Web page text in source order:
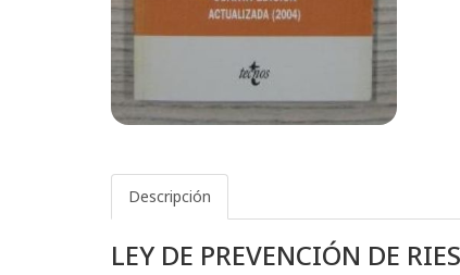
Descripción
LEY DE PREVENCIÓN DE